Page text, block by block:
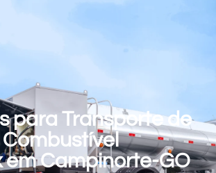
para Transporte de
Combustível
em Campinorte-GO